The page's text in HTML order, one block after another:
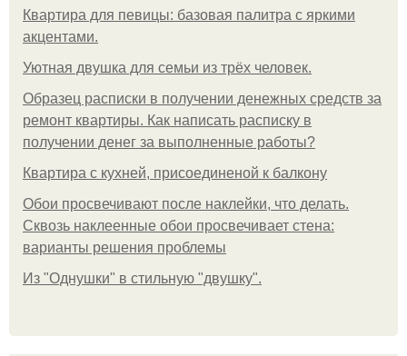
Квартира для певицы: базовая палитра с яркими
акцентами.
Уютная двушка для семьи из трёх человек.
Образец расписки в получении денежных средств за
ремонт квартиры. Как написать расписку в
получении денег за выполненные работы?
Квартира с кухней, присоединеной к балкону
Обои просвечивают после наклейки, что делать.
Сквозь наклеенные обои просвечивает стена:
варианты решения проблемы
Из "Однушки" в стильную "двушку".